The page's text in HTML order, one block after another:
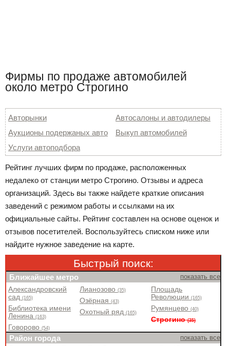
Фирмы по продаже автомобилей
около метро Строгино
Авторынки
Автосалоны и автодилеры
Аукционы подержаных авто
Выкуп автомобилей
Услуги автоподбора
Рейтинг лучших фирм по продаже, расположенных
недалеко от станции метро Строгино. Отзывы и адреса
организаций. Здесь вы также найдете краткие описания
заведений с режимом работы и ссылками на их
официальные сайты. Рейтинг составлен на основе оценок и
отзывов посетителей. Воспользуйтесь списком ниже или
найдите нужное заведение на карте.
Быстрый поиск:
Ближайшее метро показать все
Александровский
сад(165)
Библиотека имени
Ленина(163)
Говорово(54)
Лианозово(35)
Озёрная(43)
Охотный ряд(165)
Площадь
Революции(165)
Румянцево(40)
Строгино(35)
Район города показать все